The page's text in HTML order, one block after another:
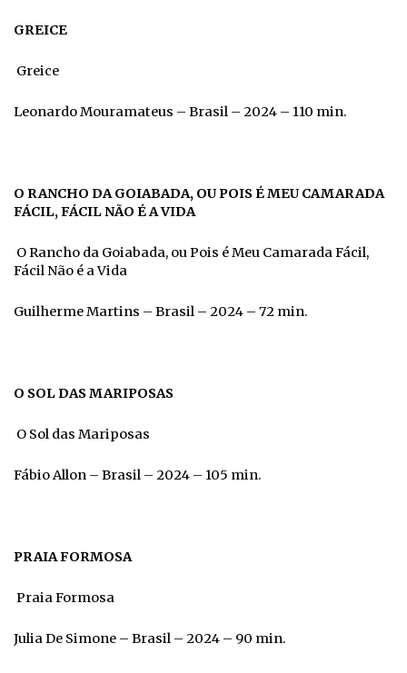
GREICE
Greice
Leonardo Mouramateus – Brasil – 2024 – 110 min.
O RANCHO DA GOIABADA, OU POIS É MEU CAMARADA
FÁCIL, FÁCIL NÃO É A VIDA
O Rancho da Goiabada, ou Pois é Meu Camarada Fácil,
Fácil Não é a Vida
Guilherme Martins – Brasil – 2024 – 72 min.
O SOL DAS MARIPOSAS
O Sol das Mariposas
Fábio Allon – Brasil – 2024 – 105 min.
PRAIA FORMOSA
Praia Formosa
Julia De Simone – Brasil – 2024 – 90 min.